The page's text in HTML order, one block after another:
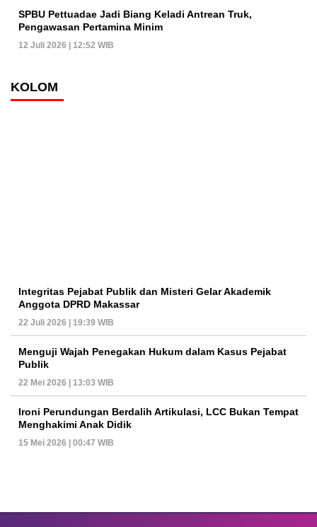
SPBU Pettuadae Jadi Biang Keladi Antrean Truk,
Pengawasan Pertamina Minim
12 Juli 2026 | 12:52 WIB
KOLOM
Integritas Pejabat Publik dan Misteri Gelar Akademik
Anggota DPRD Makassar
22 Juli 2026 | 19:39 WIB
Menguji Wajah Penegakan Hukum dalam Kasus Pejabat
Publik
22 Mei 2026 | 13:03 WIB
Ironi Perundungan Berdalih Artikulasi, LCC Bukan Tempat
Menghakimi Anak Didik
15 Mei 2026 | 00:47 WIB